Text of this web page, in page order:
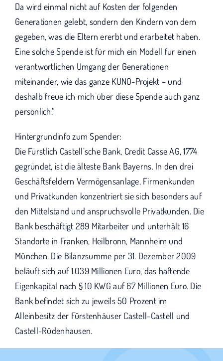
Da wird einmal nicht auf Kosten der folgenden
Generationen gelebt, sondern den Kindern von dem
gegeben, was die Eltern ererbt und erarbeitet haben.
Eine solche Spende ist für mich ein Modell für einen
verantwortlichen Umgang der Generationen
miteinander, wie das ganze KUNO-Projekt – und
deshalb freue ich mich über diese Spende auch ganz
persönlich.“
Hintergrundinfo zum Spender:
Die Fürstlich Castell’sche Bank, Credit Casse AG, 1774
gegründet, ist die älteste Bank Bayerns. In den drei
Geschäftsfeldern Vermögensanlage, Firmenkunden
und Privatkunden konzentriert sie sich besonders auf
den Mittelstand und anspruchsvolle Privatkunden. Die
Bank beschäftigt 289 Mitarbeiter und unterhält 16
Standorte in Franken, Heilbronn, Mannheim und
München. Die Bilanzsumme per 31. Dezember 2009
beläuft sich auf 1.039 Millionen Euro, das haftende
Eigenkapital nach § 10 KWG auf 67 Millionen Euro. Die
Bank befindet sich zu jeweils 50 Prozent im
Alleinbesitz der Fürstenhäuser Castell-Castell und
Castell-Rüdenhausen.